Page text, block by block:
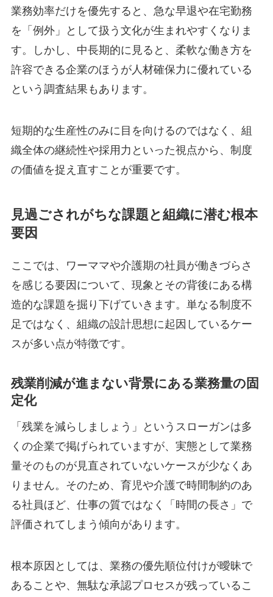
業務効率だけを優先すると、急な早退や在宅勤務
を「例外」として扱う文化が生まれやすくなりま
す。しかし、中長期的に見ると、柔軟な働き方を
許容できる企業のほうが人材確保力に優れている
という調査結果もあります。
短期的な生産性のみに目を向けるのではなく、組
織全体の継続性や採用力といった視点から、制度
の価値を捉え直すことが重要です。
見過ごされがちな課題と組織に潜む根本
要因
ここでは、ワーママや介護期の社員が働きづらさ
を感じる要因について、現象とその背後にある構
造的な課題を掘り下げていきます。単なる制度不
足ではなく、組織の設計思想に起因しているケー
スが多い点が特徴です。
残業削減が進まない背景にある業務量の固
定化
「残業を減らしましょう」というスローガンは多
くの企業で掲げられていますが、実態として業務
量そのものが見直されていないケースが少なくあ
りません。そのため、育児や介護で時間制約のあ
る社員ほど、仕事の質ではなく「時間の長さ」で
評価されてしまう傾向があります。
根本原因としては、業務の優先順位付けが曖昧で
あることや、無駄な承認プロセスが残っているこ